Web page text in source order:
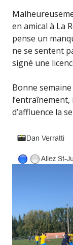
en amical à La
pense un
ne se sentent
signé une
Bonne
d’affluence la